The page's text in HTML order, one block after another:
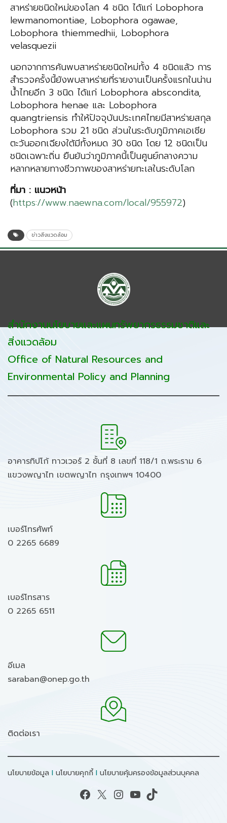
สาหร่ายชนิดใหม่ของโลก 4 ชนิด ได้แก่ Lobophora
lewmanomontiae, Lobophora ogawae,
Lobophora thiemmedhii, Lobophora
velasquezii
นอกจากการค้นพบสาหร่ายชนิดใหม่ทั้ง 4 ชนิดแล้ว การ
สำรวจครั้งนี้ยังพบสาหร่ายที่รายงานเป็นครั้งแรกในน่าน
น้ำไทยอีก 3 ชนิด ได้แก่ Lobophora abscondita,
Lobophora henae และ Lobophora
quangtriensis ทำให้ปัจจุบันประเทศไทยมีสาหร่ายสกุล
Lobophora รวม 21 ชนิด ส่วนในระดับภูมิภาคเอเชีย
ตะวันออกเฉียงใต้มีทั้งหมด 30 ชนิด โดย 12 ชนิดเป็น
ชนิดเฉพาะถิ่น ยืนยันว่าภูมิภาคนี้เป็นศูนย์กลางความ
หลากหลายทางชีวภาพของสาหร่ายทะเลในระดับโลก
ที่มา : แนวหน้า
(https://www.naewna.com/local/955972)
ข่าวสิ่งแวดล้อม
สำนักงานนโยบายและแผนทรัพยากรธรรมชาติและ
สิ่งแวดล้อม
Office of Natural Resources and
Environmental Policy and Planning
อาคารทิปโก้ ทาวเวอร์ 2 ชั้นที่ 8 เลขที่ 118/1 ถ.พระราม 6
แขวงพญาไท เขตพญาไท กรุงเทพฯ 10400
เบอร์โทรศัพท์
0 2265 6689
เบอร์โทรสาร
0 2265 6511
อีเมล
saraban@onep.go.th
ติดต่อเรา
นโยบายข้อมูล I นโยบายคุกกี้ I นโยบายคุ้มครองข้อมูลส่วนบุคคล
Facebook X Instagram YouTube TikTok